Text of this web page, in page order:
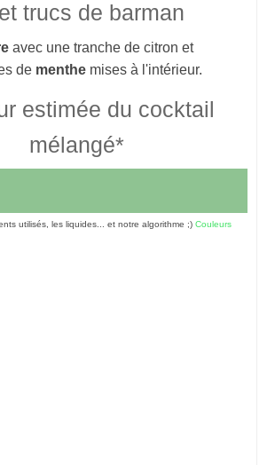
trucs de barman
avec une tranche de citron et
de menthe mises à l'intérieur.
estimée du cocktail
mélangé*
utilisés, les liquides... et notre algorithme ;) Couleurs